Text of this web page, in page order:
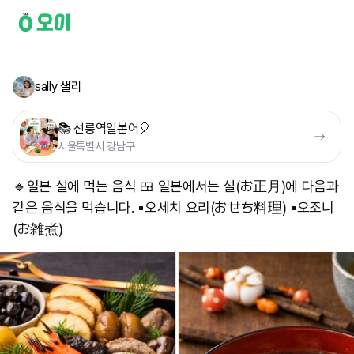
sally 샐리
📚 선릉역일본어🎈
서울특별시 강남구
🔹️일본 설에 먹는 음식 🍱 일본에서는 설(お正月)에 다음과
같은 음식을 먹습니다. ▪️오세치 요리(おせち料理) ▪️오조니
(お雑煮) ​